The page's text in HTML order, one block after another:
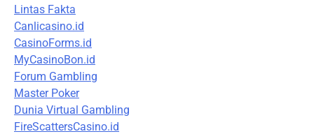
Lintas Fakta
Canlicasino.id
CasinoForms.id
MyCasinoBon.id
Forum Gambling
Master Poker
Dunia Virtual Gambling
FireScattersCasino.id